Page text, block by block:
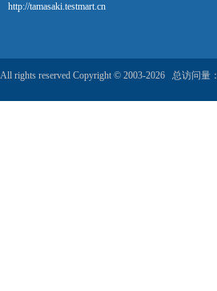
http://tamasaki.testmart.cn
All rights reserved Copyright © 2003-2026 总访问量：